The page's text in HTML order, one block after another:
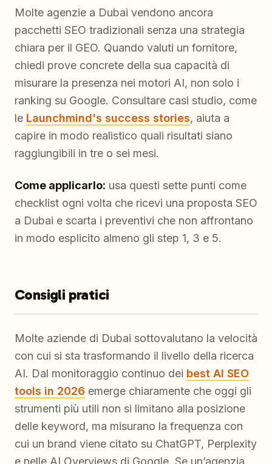
Molte agenzie a Dubai vendono ancora
pacchetti SEO tradizionali senza una strategia
chiara per il GEO. Quando valuti un fornitore,
chiedi prove concrete della sua capacità di
misurare la presenza nei motori AI, non solo i
ranking su Google. Consultare casi studio, come
le Launchmind's success stories, aiuta a
capire in modo realistico quali risultati siano
raggiungibili in tre o sei mesi.
Come applicarlo: usa questi sette punti come
checklist ogni volta che ricevi una proposta SEO
a Dubai e scarta i preventivi che non affrontano
in modo esplicito almeno gli step 1, 3 e 5.
Consigli pratici
Molte aziende di Dubai sottovalutano la velocità
con cui si sta trasformando il livello della ricerca
AI. Dal monitoraggio continuo dei best AI SEO
tools in 2026 emerge chiaramente che oggi gli
strumenti più utili non si limitano alla posizione
delle keyword, ma misurano la frequenza con
cui un brand viene citato su ChatGPT, Perplexity
e nelle AI Overviews di Google. Se un’agenzia